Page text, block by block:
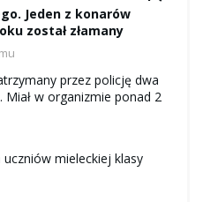
Jeden z konarów
został złamany
przez policję dwa
w organizmie ponad 2
mieleckiej klasy